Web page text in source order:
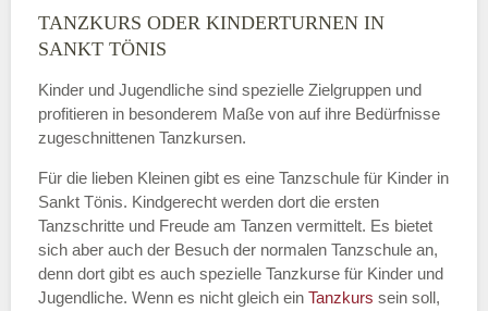
Name
E-Mail*
Name der Tanzschule
TANZKURS ODER KINDERTURNEN IN
SANKT TÖNIS
Kinder und Jugendliche sind spezielle Zielgruppen und
profitieren in besonderem Maße von auf ihre Bedürfnisse
zugeschnittenen Tanzkursen.
Für die lieben Kleinen gibt es eine Tanzschule für Kinder in
Sankt Tönis. Kindgerecht werden dort die ersten
Tanzschritte und Freude am Tanzen vermittelt. Es bietet
sich aber auch der Besuch der normalen Tanzschule an,
denn dort gibt es auch spezielle Tanzkurse für Kinder und
Jugendliche. Wenn es nicht gleich ein Tanzkurs sein soll,